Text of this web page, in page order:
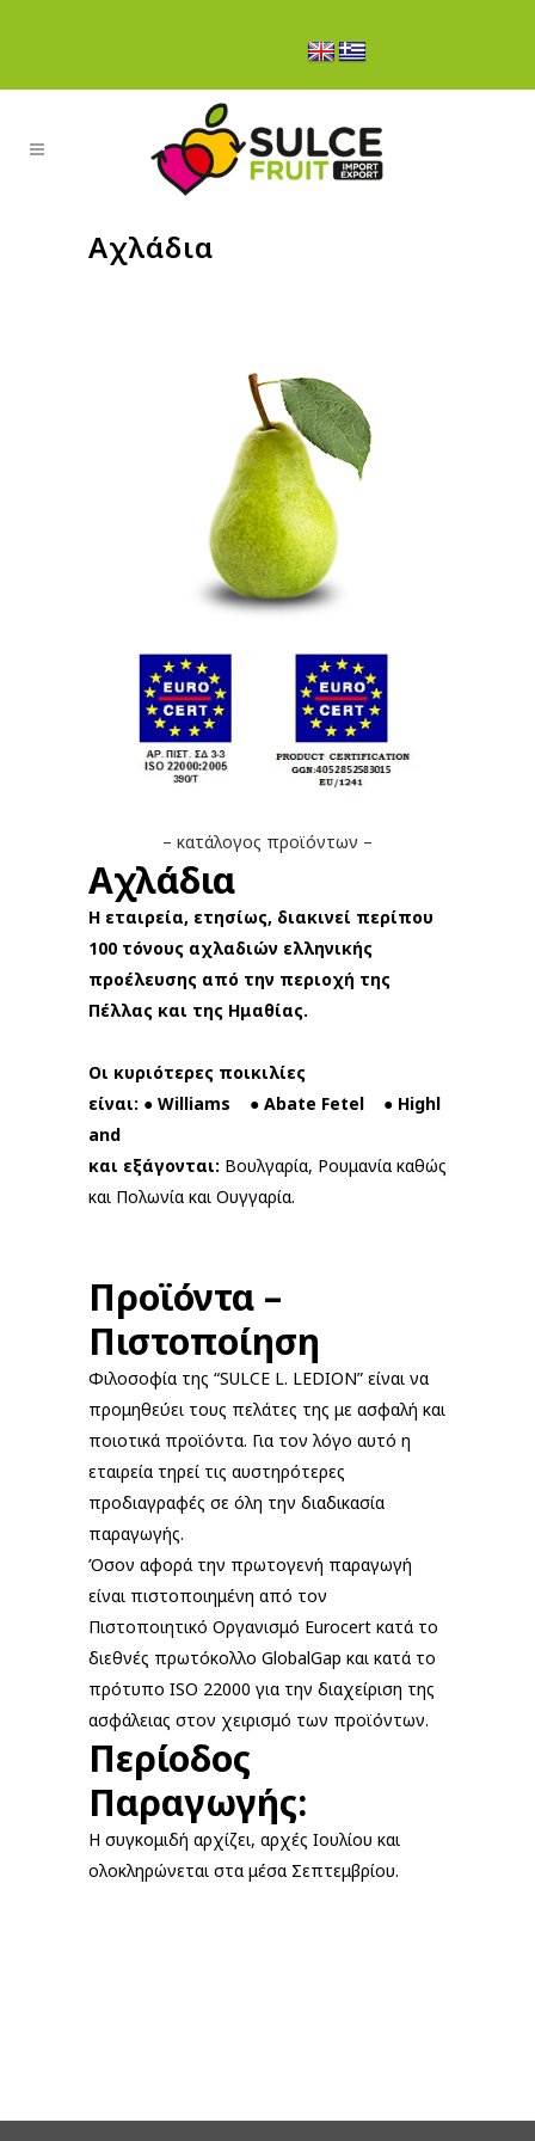
Αχλάδια
– κατάλογος προϊόντων –
Αχλάδια
Η εταιρεία, ετησίως, διακινεί περίπου
100 τόνους αχλαδιών ελληνικής
προέλευσης από την περιοχή της
Πέλλας και της Ημαθίας.
Οι κυριότερες ποικιλίες
είναι: ● Williams ● Abate Fetel ● Highl
and
και εξάγονται: Βουλγαρία, Ρουμανία καθώς
και Πολωνία και Ουγγαρία.
Προϊόντα –
Πιστοποίηση
Φιλοσοφία της “SULCE L. LEDION” είναι να
προμηθεύει τους πελάτες της με ασφαλή και
ποιοτικά προϊόντα. Για τον λόγο αυτό η
εταιρεία τηρεί τις αυστηρότερες
προδιαγραφές σε όλη την διαδικασία
παραγωγής.
Όσον αφορά την πρωτογενή παραγωγή
είναι πιστοποιημένη από τον
Πιστοποιητικό Οργανισμό Eurocert κατά το
διεθνές πρωτόκολλο GlobalGap και κατά το
πρότυπο ISO 22000 για την διαχείριση της
ασφάλειας στον χειρισμό των προϊόντων.
Περίοδος
Παραγωγής:
Η συγκομιδή αρχίζει, αρχές Ιουλίου και
ολοκληρώνεται στα μέσα Σεπτεμβρίου.